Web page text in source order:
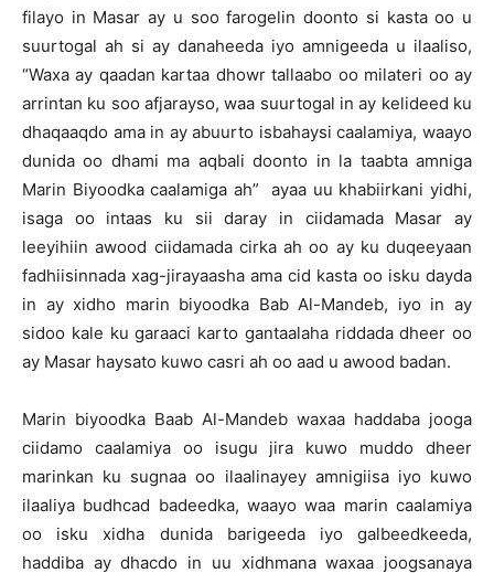
filayo in Masar ay u soo farogelin doonto si kasta oo u
suurtogal ah si ay danaheeda iyo amnigeeda u ilaaliso,
“Waxa ay qaadan kartaa dhowr tallaabo oo milateri oo ay
arrintan ku soo afjarayso, waa suurtogal in ay kelideed ku
dhaqaaqdo ama in ay abuurto isbahaysi caalamiya, waayo
dunida oo dhami ma aqbali doonto in la taabta amniga
Marin Biyoodka caalamiga ah” ayaa uu khabiirkani yidhi,
isaga oo intaas ku sii daray in ciidamada Masar ay
leeyihiin awood ciidamada cirka ah oo ay ku duqeeyaan
fadhiisinnada xag-jirayaasha ama cid kasta oo isku dayda
in ay xidho marin biyoodka Bab Al-Mandeb, iyo in ay
sidoo kale ku garaaci karto gantaalaha riddada dheer oo
ay Masar haysato kuwo casri ah oo aad u awood badan.
Marin biyoodka Baab Al-Mandeb waxaa haddaba jooga
ciidamo caalamiya oo isugu jira kuwo muddo dheer
marinkan ku sugnaa oo ilaalinayey amnigiisa iyo kuwo
ilaaliya budhcad badeedka, waayo waa marin caalamiya
oo isku xidha dunida barigeeda iyo galbeedkeeda,
haddiba ay dhacdo in uu xidhmana waxaa joogsanaya